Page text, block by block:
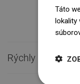
Rýchly kontakt
Táto
lokality